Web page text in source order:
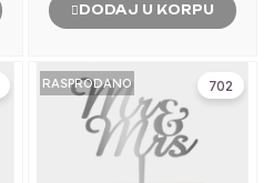
DODAJ U KORPU
702
RASPRODANO